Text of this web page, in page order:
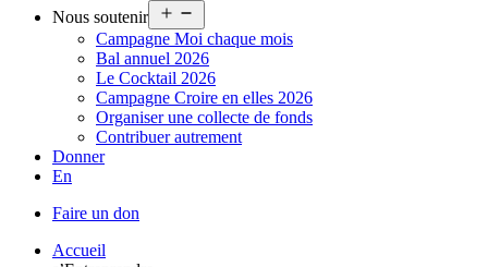
Nous soutenir
le
menu
Campagne Moi chaque mois
Bal annuel 2026
Le Cocktail 2026
Campagne Croire en elles 2026
Organiser une collecte de fonds
Contribuer autrement
Donner
En
Faire un don
Accueil